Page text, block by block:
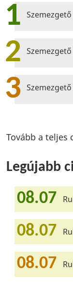
1
2
3
Tovább a teljes
Legújabb
08.07
08.07
08.07